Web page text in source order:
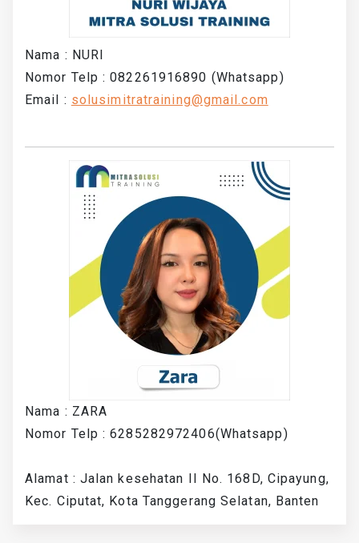
Nama : NURI
Nomor Telp : 082261916890 (Whatsapp)
Email : solusimitratraining@gmail.com
Nama : ZARA
Nomor Telp : 6285282972406(Whatsapp)
Alamat : Jalan kesehatan II No. 168D, Cipayung,
Kec. Ciputat, Kota Tanggerang Selatan, Banten